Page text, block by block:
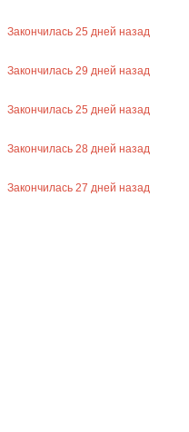
Закончилась 25 дней назад
Закончилась 29 дней назад
Закончилась 25 дней назад
Закончилась 28 дней назад
Закончилась 27 дней назад